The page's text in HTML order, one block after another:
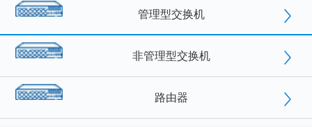
管理型交换机
非管理型交换机
路由器